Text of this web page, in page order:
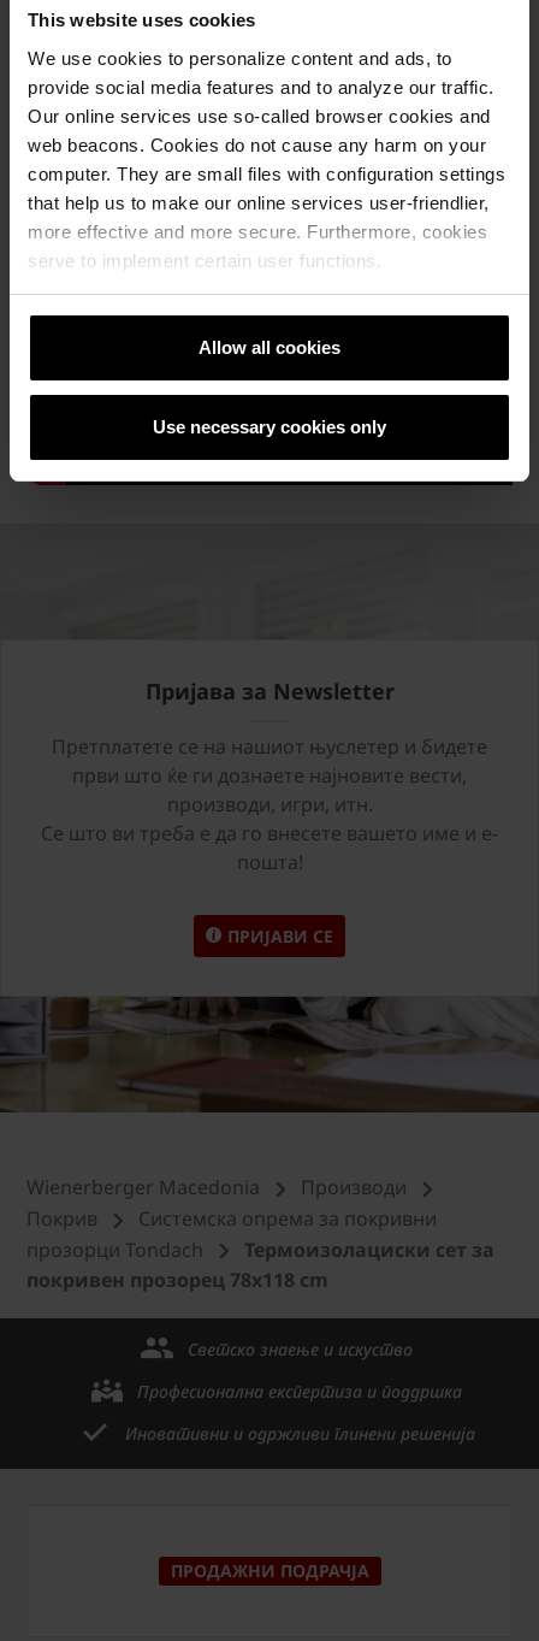
This website uses cookies
We use cookies to personalize content and ads, to
provide social media features and to analyze our traffic.
Our online services use so-called browser cookies and
web beacons. Cookies do not cause any harm on your
computer. They are small files with configuration settings
that help us to make our online services user-friendlier,
more effective and more secure. Furthermore, cookies
serve to implement certain user functions.
Allow all cookies
Use necessary cookies only
How-to видеа
Каталози, брошури, технички
материјали
Пријава за Newsletter
Претплатете се на нашиот њуслетер и бидете
први што ќе ги дознаете најновите вести,
производи, игри, итн.
Се што ви треба е да го внесете вашето име и е-
пошта!
ПРИЈАВИ СЕ
Wienerberger Macedonia
Производи
Покрив
Системска опрема за покривни
прозорци Tondach
Термоизолациски сет за
покривен прозорец 78x118 cm
Светско знаење и искуство
Професионална експертиза и поддршка
Иновативни и одржливи глинени решенија
ПРОДАЖНИ ПОДРАЧЈА